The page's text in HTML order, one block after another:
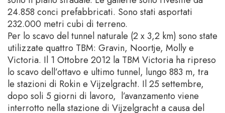
24.858 conci prefabbricati. Sono stati asportati
232.000 metri cubi di terreno.
Per lo scavo del tunnel naturale (2 x 3,2 km) sono state
utilizzate quattro TBM: Gravin, Noortje, Molly e
Victoria. Il 1 Ottobre 2012 la TBM Victoria ha ripreso
lo scavo dell’ottavo e ultimo tunnel, lungo 883 m, tra
le stazioni di Rokin e Vijzelgracht. Il 25 settembre,
dopo soli 5 giorni di lavoro, l’avanzamento viene
interrotto nella stazione di Vijzelgracht a causa del